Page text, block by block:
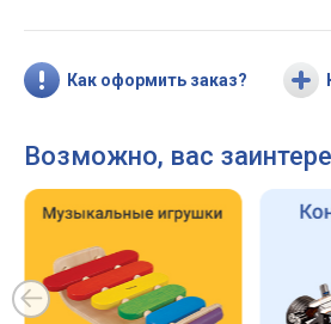
Как оформить заказ?
Возможно, вас